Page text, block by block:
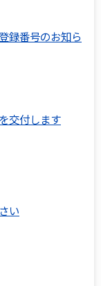
録番号のお知ら
交付します
い